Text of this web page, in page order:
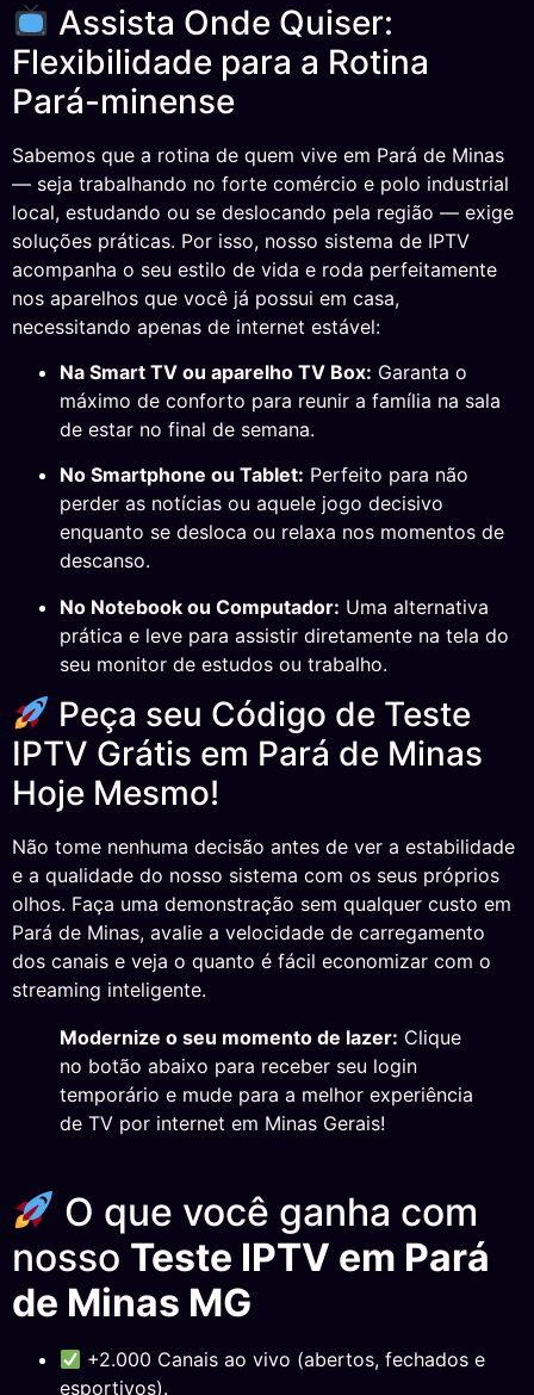
Assista Onde Quiser:
Flexibilidade para a Rotina
Pará-minense
Sabemos que a rotina de quem vive em Pará de Minas
— seja trabalhando no forte comércio e polo industrial
local, estudando ou se deslocando pela região — exige
soluções práticas. Por isso, nosso sistema de IPTV
acompanha o seu estilo de vida e roda perfeitamente
nos aparelhos que você já possui em casa,
necessitando apenas de internet estável:
Na Smart TV ou aparelho TV Box: Garanta o
máximo de conforto para reunir a família na sala
de estar no final de semana.
No Smartphone ou Tablet: Perfeito para não
perder as notícias ou aquele jogo decisivo
enquanto se desloca ou relaxa nos momentos de
descanso.
No Notebook ou Computador: Uma alternativa
prática e leve para assistir diretamente na tela do
seu monitor de estudos ou trabalho.
Peça seu Código de Teste
IPTV Grátis em Pará de Minas
Hoje Mesmo!
Não tome nenhuma decisão antes de ver a estabilidade
e a qualidade do nosso sistema com os seus próprios
olhos. Faça uma demonstração sem qualquer custo em
Pará de Minas, avalie a velocidade de carregamento
dos canais e veja o quanto é fácil economizar com o
streaming inteligente.
Modernize o seu momento de lazer: Clique
no botão abaixo para receber seu login
temporário e mude para a melhor experiência
de TV por internet em Minas Gerais!
O que você ganha com
nosso Teste IPTV em Pará
de Minas MG
+2.000 Canais ao vivo (abertos, fechados e
esportivos).